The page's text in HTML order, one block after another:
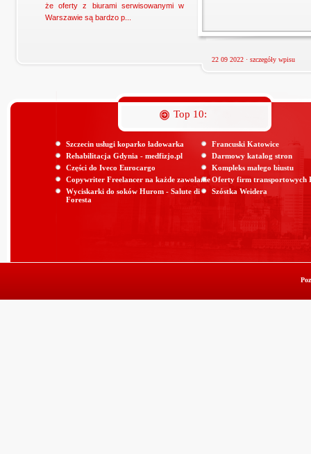
że oferty z biurami serwisowanymi w
Warszawie są bardzo p...
22 09 2022 · szczegóły wpisu
Top 10:
Szczecin usługi koparko ładowarka
Rehabilitacja Gdynia - medfizjo.pl
Części do Iveco Eurocargo
Copywriter Freelancer na każde zawołanie
Wyciskarki do soków Hurom - Salute di
Foresta
Francuski Katowice
Darmowy katalog stron
Kompleks małego biustu
Oferty firm transportowych
Szóstka Weidera